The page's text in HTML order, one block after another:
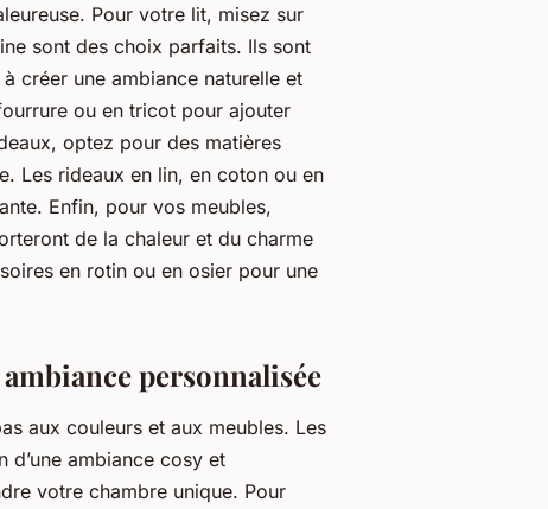
Pour votre lit, misez sur
sont des choix parfaits. Ils sont
créer une ambiance naturelle et
ou en tricot pour ajouter
optez pour des matières
Les rideaux en lin, en coton ou en
Enfin, pour vos meubles,
de la chaleur et du charme
en rotin ou en osier pour une
personnalisée
aux couleurs et aux meubles. Les
d’une ambiance cosy et
votre chambre unique. Pour